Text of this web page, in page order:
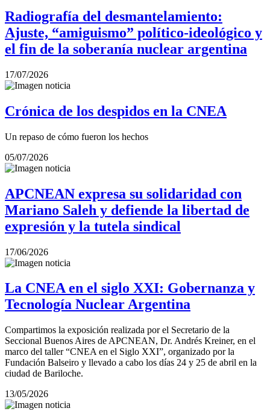
Radiografía del desmantelamiento:
Ajuste, “amiguismo” político-ideológico y
el fin de la soberanía nuclear argentina
17/07/2026
Crónica de los despidos en la CNEA
Un repaso de cómo fueron los hechos
05/07/2026
APCNEAN expresa su solidaridad con
Mariano Saleh y defiende la libertad de
expresión y la tutela sindical
17/06/2026
La CNEA en el siglo XXI: Gobernanza y
Tecnología Nuclear Argentina
Compartimos la exposición realizada por el Secretario de la
Seccional Buenos Aires de APCNEAN, Dr. Andrés Kreiner, en el
marco del taller “CNEA en el Siglo XXI”, organizado por la
Fundación Balseiro y llevado a cabo los días 24 y 25 de abril en la
ciudad de Bariloche.
13/05/2026